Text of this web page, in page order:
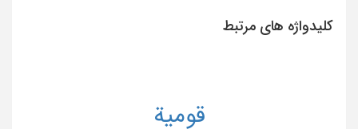
کلیدواژه های مرتبط
قومیة